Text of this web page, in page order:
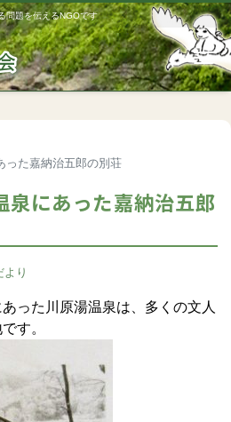
問題を伝えるNGOです
った嘉納治五郎の別荘
泉にあった嘉納治五郎
より
った川原湯温泉は、多くの文人
す。